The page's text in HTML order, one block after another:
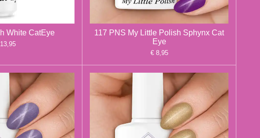
White CatEye
117 PNS My Little Polish Sphynx Cat
Eye
€ 8,95